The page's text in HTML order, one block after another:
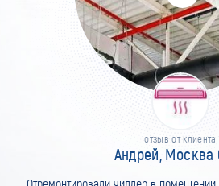
отзыв от клиента
Андрей, Москва